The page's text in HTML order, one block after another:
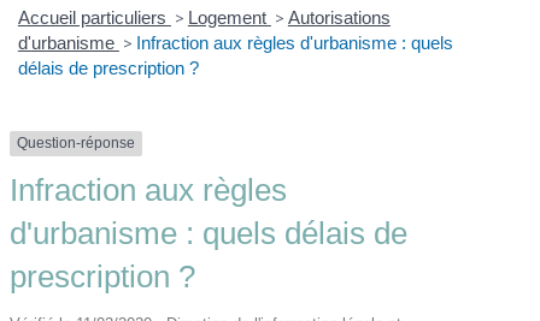
Accueil particuliers > Logement > Autorisations
d'urbanisme > Infraction aux règles d'urbanisme : quels
délais de prescription ?
Question-réponse
Infraction aux règles
d'urbanisme : quels délais de
prescription ?